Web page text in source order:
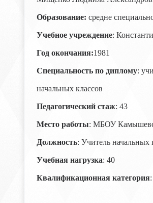
Образование: средне
Учебное учреждение:
Год окончания:1981
Специальность по диплому:
начальных классов
Педагогический стаж: 43
Место работы: МБОУ
Должность: Учитель начальных
Учебная нагрузка: 40
Квалификационная категория